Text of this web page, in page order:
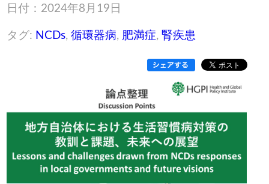
日付：2024年8月19日
タグ: NCDs,循環器病, 肥満症,腎疾患